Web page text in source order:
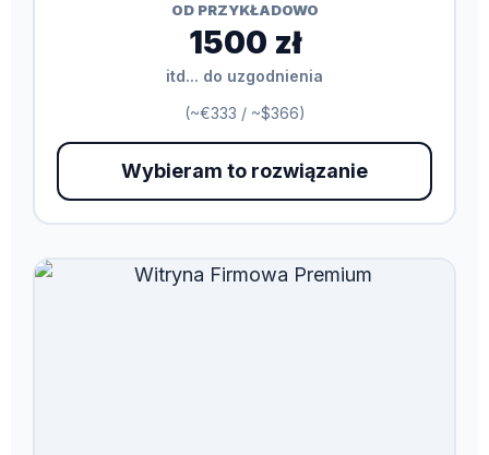
OD PRZYKŁADOWO
1500 zł
itd... do uzgodnienia
(~€333 / ~$366)
Wybieram to rozwiązanie